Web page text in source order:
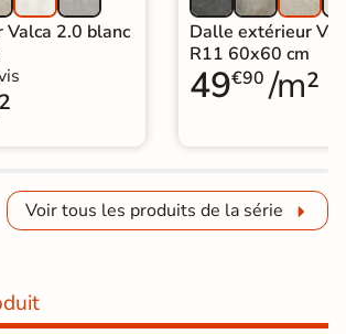
2.0 blanc
Dalle extérieur
R11 60x60 cm
49€90 /m²
Voir tous les produits de la série